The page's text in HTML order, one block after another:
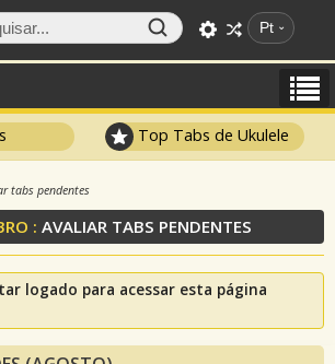
Pt
Top Tabs de Ukulele
tabs pendentes
: AVALIAR TABS PENDENTES
logado para acessar esta página